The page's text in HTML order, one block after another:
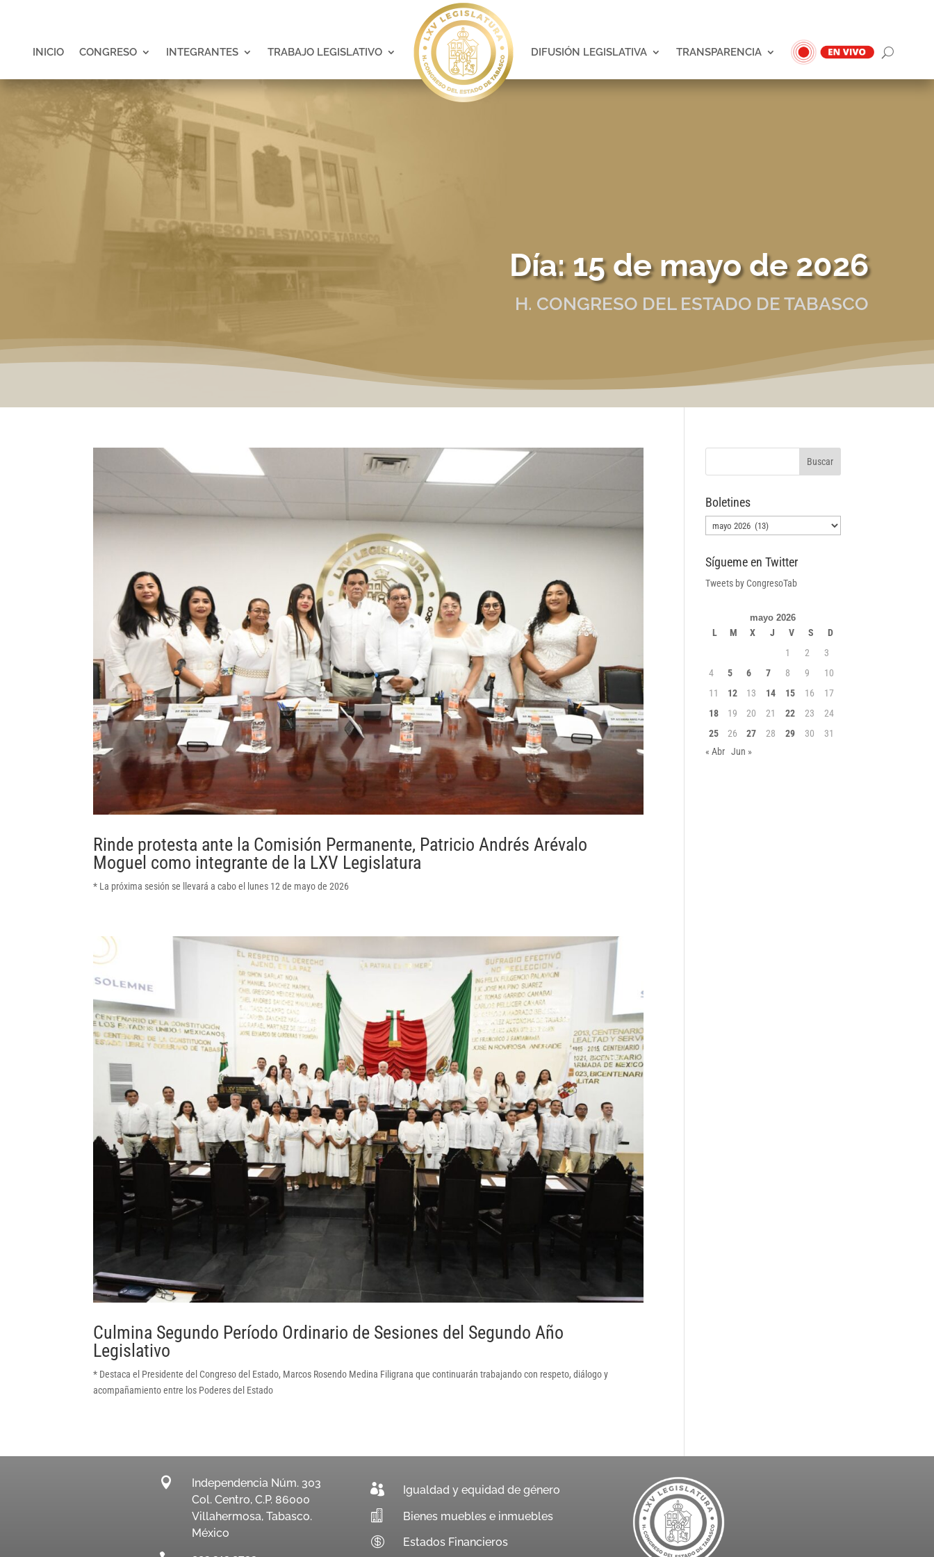
INICIO CONGRESO INTEGRANTES TRABAJO LEGISLATIVO DIFUSIÓN LEGISLATIVA TRANSPARENCIA
Día: 15 de mayo de 2026
H. CONGRESO DEL ESTADO DE TABASCO
Rinde protesta ante la Comisión Permanente, Patricio Andrés Arévalo
Moguel como integrante de la LXV Legislatura
* La próxima sesión se llevará a cabo el lunes 12 de mayo de 2026
Culmina Segundo Período Ordinario de Sesiones del Segundo Año
Legislativo
* Destaca el Presidente del Congreso del Estado, Marcos Rosendo Medina Filigrana que continuarán trabajando con respeto, diálogo y
acompañamiento entre los Poderes del Estado
Boletines
Boletines
Sígueme en Twitter
Tweets by CongresoTab
mayo 2026
L M X J V S
D
1
2
3
4
5 6 7 8 9
10
11
12 13 14 15 16
17
18
19 20 21 22 23
24
25
26 27 28 29 30
31
« Abr Jun »

Independencia Núm. 303
Col. Centro, C.P. 86000
Villahermosa, Tabasco.
México
 Igualdad y equidad de género
 Bienes muebles e inmuebles
 Estados Financieros